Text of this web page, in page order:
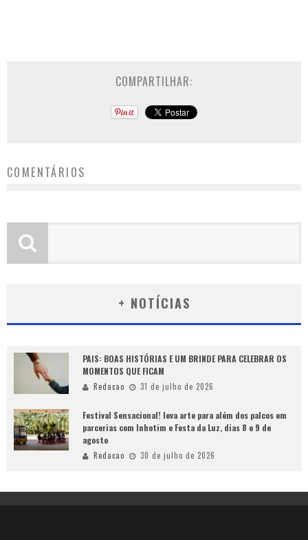
COMPARTILHAR:
COMENTÁRIOS
+ NOTÍCIAS
PAIS: BOAS HISTÓRIAS E UM BRINDE PARA CELEBRAR OS
MOMENTOS QUE FICAM
Redacao 31 de julho de 2026
Festival Sensacional! leva arte para além dos palcos em
parcerias com Inhotim e Festa da Luz, dias 8 e 9 de
agosto
Redacao 30 de julho de 2026